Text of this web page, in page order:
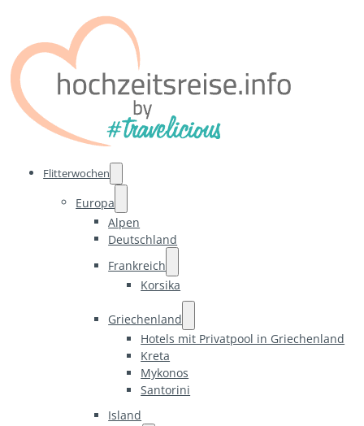
Flitterwochen
Europa
Alpen
Deutschland
Frankreich
Korsika
Griechenland
Hotels mit Privatpool in Griechenland
Kreta
Mykonos
Santorini
Island